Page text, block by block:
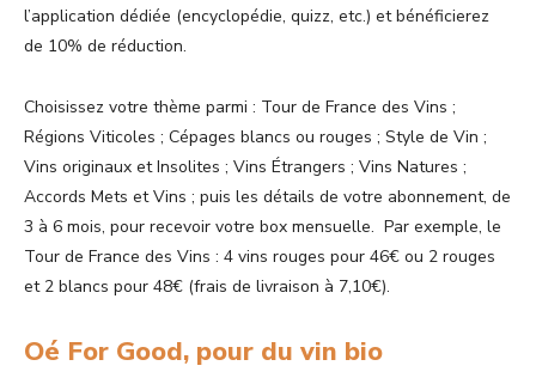
l’application dédiée (encyclopédie, quizz, etc.) et bénéficierez
de 10% de réduction.
Choisissez votre thème parmi : Tour de France des Vins ;
Régions Viticoles ; Cépages blancs ou rouges ; Style de Vin ;
Vins originaux et Insolites ; Vins Étrangers ; Vins Natures ;
Accords Mets et Vins ; puis les détails de votre abonnement, de
3 à 6 mois, pour recevoir votre box mensuelle. Par exemple, le
Tour de France des Vins : 4 vins rouges pour 46€ ou 2 rouges
et 2 blancs pour 48€ (frais de livraison à 7,10€).
Oé For Good, pour du vin bio